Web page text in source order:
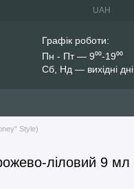
UAH
Графік роботи:
Пн - Пт — 9⁰⁰-19⁰⁰
Сб, Нд — вихідні дні
Style)
ліловий 9 мл